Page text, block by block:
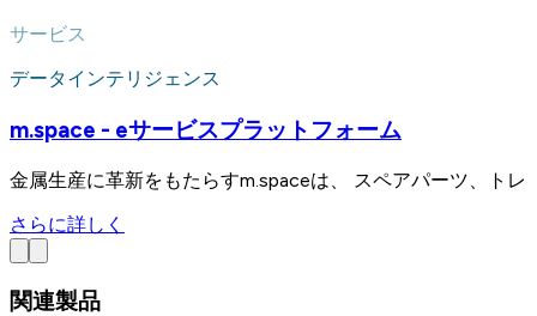
サービス
データインテリジェンス
m.space - eサービスプラットフォーム
金属生産に革新をもたらすm.spaceは、 スペアパーツ、ト
さらに詳しく
関連製品